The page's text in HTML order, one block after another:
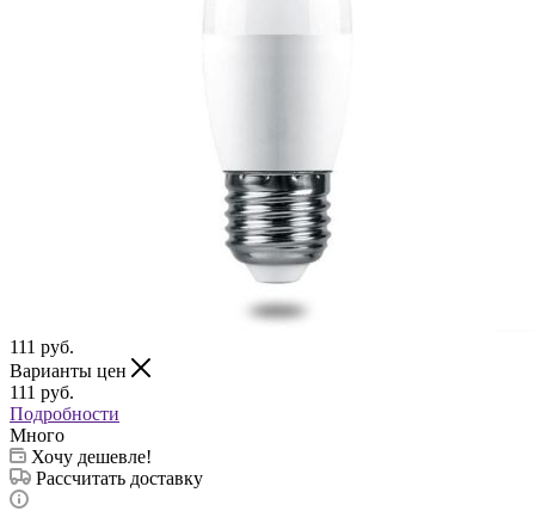
111 руб.
Варианты цен
111 руб.
Подробности
Много
Хочу дешевле!
Рассчитать доставку